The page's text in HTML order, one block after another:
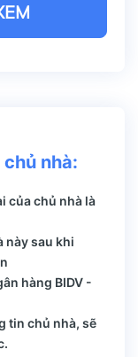
nhà:
của chủ nhà là
này sau khi
hàng BIDV -
tin chủ nhà, sẽ